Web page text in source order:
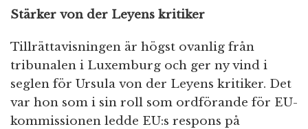
Stärker von der Leyens kritiker
Tillrättavisningen är högst ovanlig från
tribunalen i Luxemburg och ger ny vind i
seglen för Ursula von der Leyens kritiker. Det
var hon som i sin roll som ordförande för EU-
kommissionen ledde EU:s respons på